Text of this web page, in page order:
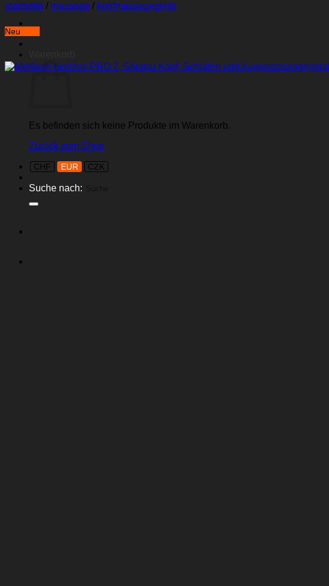
Es befinden sich keine Produkte im Warenkorb.
Zurück zum Shop
CHF EUR CZK
Suche nach:
startseite / massage / kopfmassagegerät
Neu